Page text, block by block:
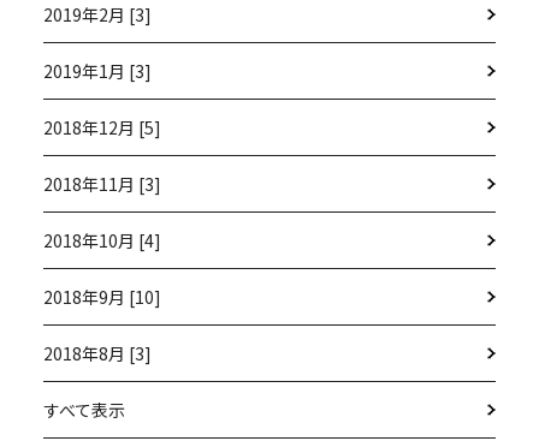
2019年2月 [3]
2019年1月 [3]
2018年12月 [5]
2018年11月 [3]
2018年10月 [4]
2018年9月 [10]
2018年8月 [3]
すべて表示